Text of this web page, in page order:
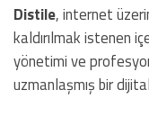
Distile, internet
kaldırılmak istenen
yönetimi ve
uzmanlaşmış bir